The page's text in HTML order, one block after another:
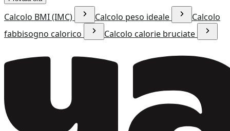
Calcolo BMI (IMC) Calcolo peso ideale
Calcolo
fabbisogno calorico
Calcolo calorie bruciate